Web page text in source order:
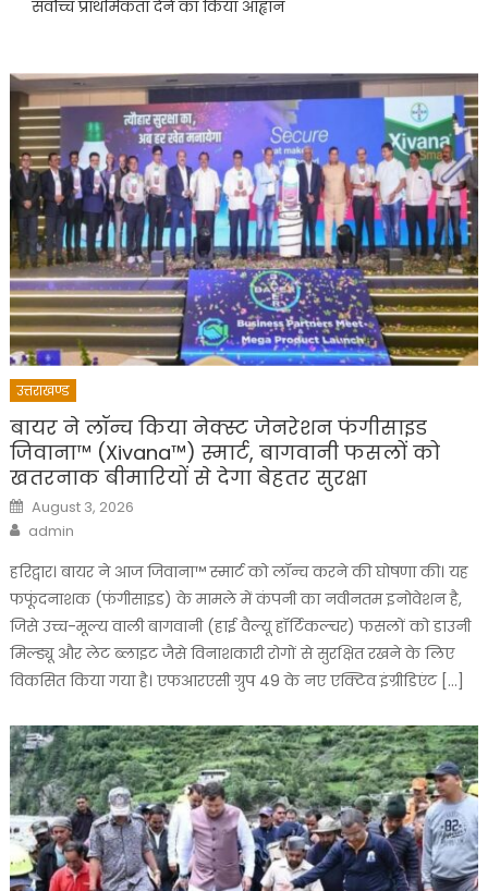
सर्वोच्च प्राथमिकता देने का किया आह्वान
उत्तराखण्ड
बायर ने लॉन्च किया नेक्स्ट जेनरेशन फंगीसाइड
जिवाना™️ (Xivana™️) स्मार्ट, बागवानी फसलों को
खतरनाक बीमारियों से देगा बेहतर सुरक्षा
Posted
on
August 3, 2026
Author
admin
हरिद्वार। बायर ने आज जिवाना™️ स्मार्ट को लॉन्च करने की घोषणा की। यह
फफूंदनाशक (फंगीसाइड) के मामले में कंपनी का नवीनतम इनोवेशन है,
जिसे उच्च-मूल्य वाली बागवानी (हाई वैल्यू हॉर्टिकल्चर) फसलों को डाउनी
मिल्ड्यू और लेट ब्लाइट जैसे विनाशकारी रोगों से सुरक्षित रखने के लिए
विकसित किया गया है। एफआरएसी ग्रुप 49 के नए एक्टिव इंग्रीडिएंट […]